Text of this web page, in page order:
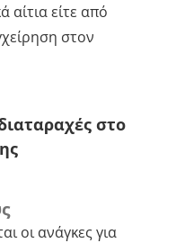
αίτια είτε από
στον
στο
οι ανάγκες για